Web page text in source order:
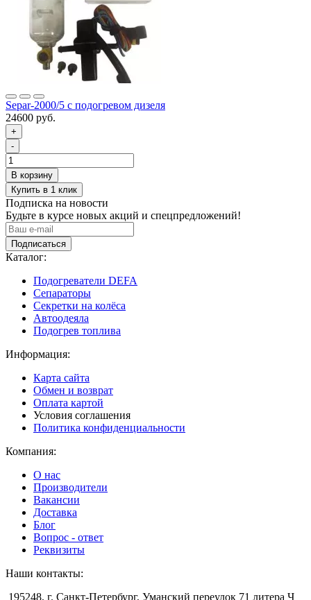
Separ-2000/5 с подогревом дизеля
24600 руб.
+
-
Подписка на новости
Будьте в курсе новых акций и спецпредложений!
Подписаться
Каталог:
Подогреватели DEFA
Сепараторы
Секретки на колёса
Автоодеяла
Подогрев топлива
Информация:
Карта сайта
Обмен и возврат
Оплата картой
Условия соглашения
Политика конфиденциальности
Компания:
О нас
Производители
Вакансии
Доставка
Блог
Вопрос - ответ
Реквизиты
Наши контакты:
195248, г. Санкт-Петербург, Уманский переулок 71 литера Ч